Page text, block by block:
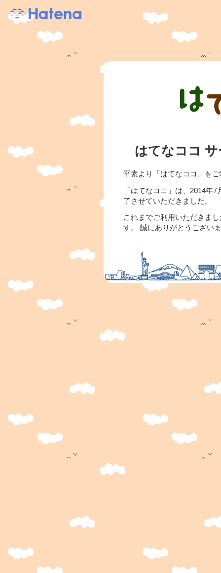
はてなココ
平素より「はてなココ」を
「はてなココ」は、2014年
了させていただきました。
これまでご利用いただきま
す。 誠にありがとうござい